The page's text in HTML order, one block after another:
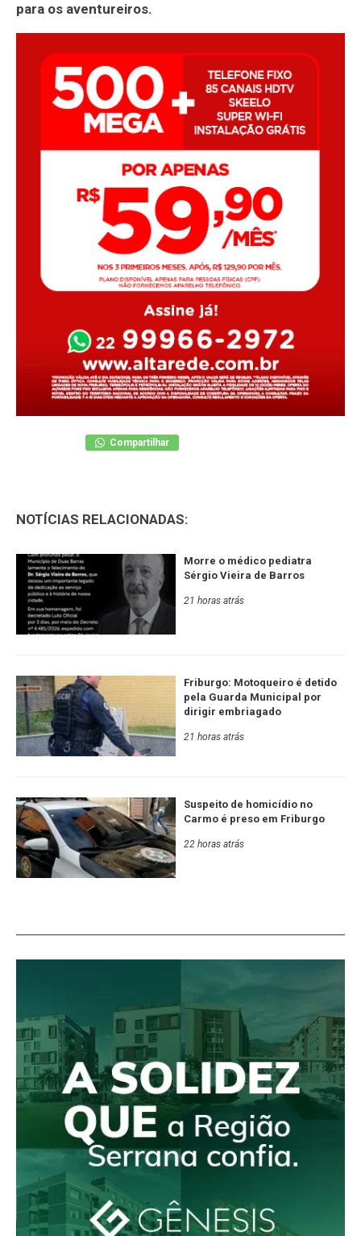
para os aventureiros.
Compartilhar
NOTÍCIAS RELACIONADAS:
Morre o médico pediatra
Sérgio Vieira de Barros
21 horas atrás
Friburgo: Motoqueiro é detido
pela Guarda Municipal por
dirigir embriagado
21 horas atrás
Suspeito de homicídio no
Carmo é preso em Friburgo
22 horas atrás